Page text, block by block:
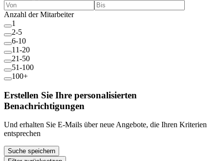
Anzahl der Mitarbeiter
1
2-5
6-10
11-20
21-50
51-100
100+
Erstellen Sie Ihre personalisierten
Benachrichtigungen
Und erhalten Sie E-Mails über neue Angebote, die Ihren Kriterien
entsprechen
Suche speichern